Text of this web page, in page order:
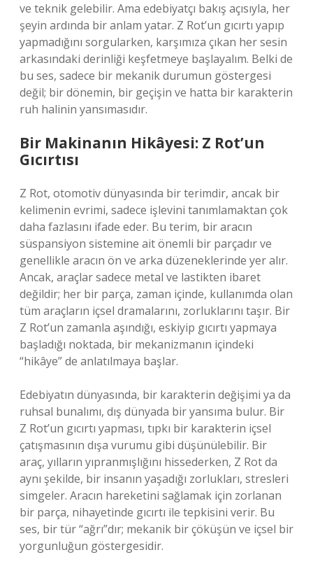
ve teknik gelebilir. Ama edebiyatçı bakış açısıyla, her
şeyin ardında bir anlam yatar. Z Rot’un gıcırtı yapıp
yapmadığını sorgularken, karşımıza çıkan her sesin
arkasındaki derinliği keşfetmeye başlayalım. Belki de
bu ses, sadece bir mekanik durumun göstergesi
değil; bir dönemin, bir geçişin ve hatta bir karakterin
ruh halinin yansımasıdır.
Bir Makinanın Hikâyesi: Z Rot’un
Gıcırtısı
Z Rot, otomotiv dünyasında bir terimdir, ancak bir
kelimenin evrimi, sadece işlevini tanımlamaktan çok
daha fazlasını ifade eder. Bu terim, bir aracın
süspansiyon sistemine ait önemli bir parçadır ve
genellikle aracın ön ve arka düzeneklerinde yer alır.
Ancak, araçlar sadece metal ve lastikten ibaret
değildir; her bir parça, zaman içinde, kullanımda olan
tüm araçların içsel dramalarını, zorluklarını taşır. Bir
Z Rot’un zamanla aşındığı, eskiyip gıcırtı yapmaya
başladığı noktada, bir mekanizmanın içindeki
“hikâye” de anlatılmaya başlar.
Edebiyatın dünyasında, bir karakterin değişimi ya da
ruhsal bunalımı, dış dünyada bir yansıma bulur. Bir
Z Rot’un gıcırtı yapması, tıpkı bir karakterin içsel
çatışmasının dışa vurumu gibi düşünülebilir. Bir
araç, yılların yıpranmışlığını hissederken, Z Rot da
aynı şekilde, bir insanın yaşadığı zorlukları, stresleri
simgeler. Aracın hareketini sağlamak için zorlanan
bir parça, nihayetinde gıcırtı ile tepkisini verir. Bu
ses, bir tür “ağrı”dır; mekanik bir çöküşün ve içsel bir
yorgunluğun göstergesidir.